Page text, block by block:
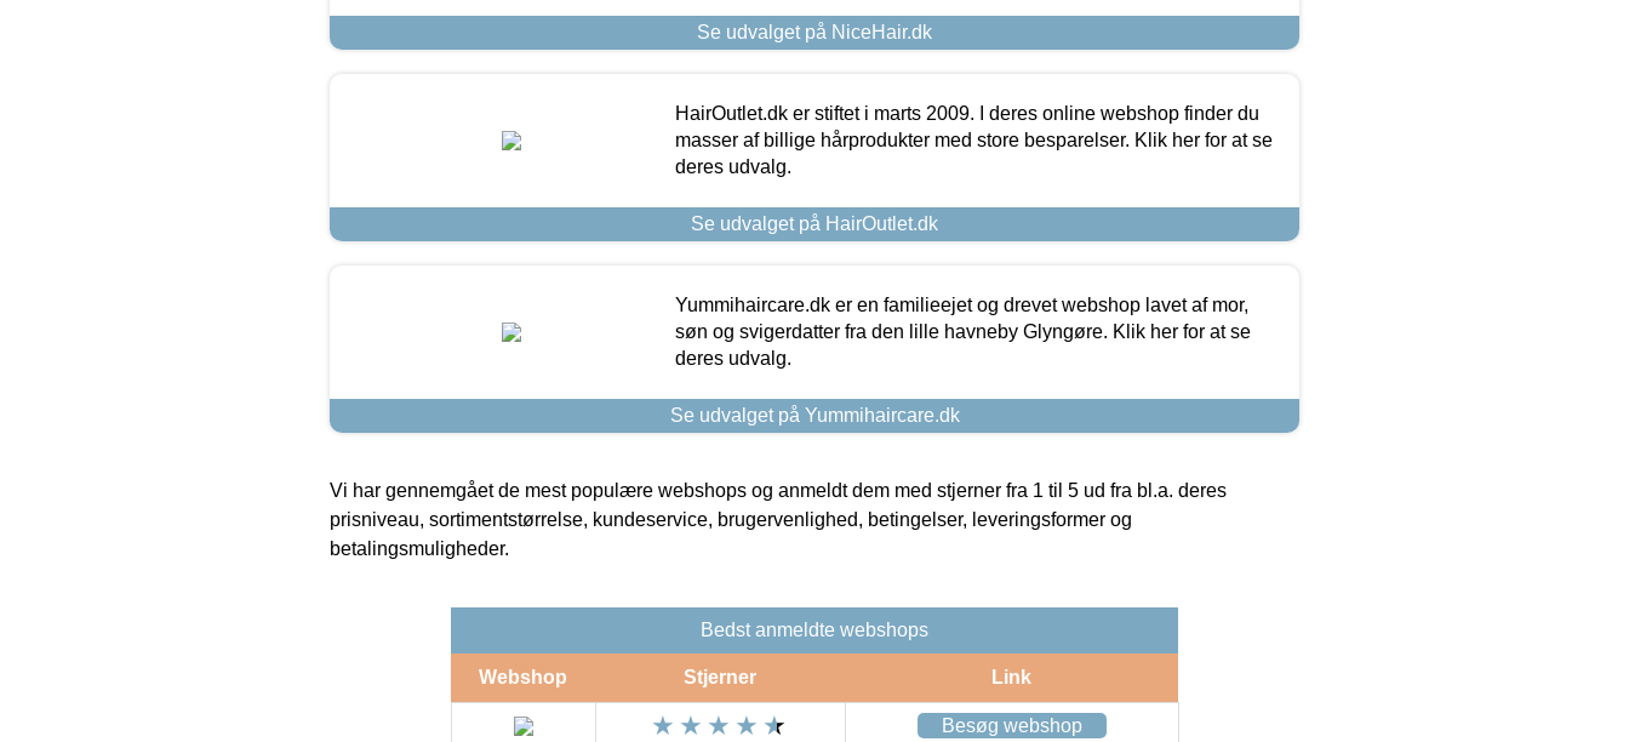
Se udvalget på NiceHair.dk
HairOutlet.dk er stiftet i marts 2009. I deres online webshop finder du
masser af billige hårprodukter med store besparelser. Klik her for at se
deres udvalg.
Se udvalget på HairOutlet.dk
Yummihaircare.dk er en familieejet og drevet webshop lavet af mor,
søn og svigerdatter fra den lille havneby Glyngøre. Klik her for at se
deres udvalg.
Se udvalget på Yummihaircare.dk
Vi har gennemgået de mest populære webshops og anmeldt dem med stjerner fra 1 til 5 ud fra bl.a. deres
prisniveau, sortimentstørrelse, kundeservice, brugervenlighed, betingelser, leveringsformer og
betalingsmuligheder.
Bedst anmeldte webshops
Webshop Stjerner Link
Besøg webshop